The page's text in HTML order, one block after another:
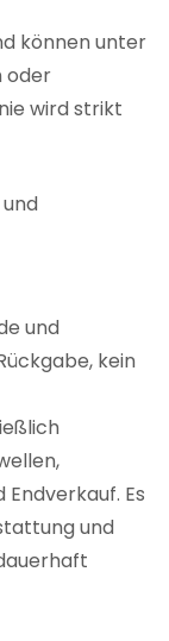
können unter
oder
wird strikt
und
kein
Es
und